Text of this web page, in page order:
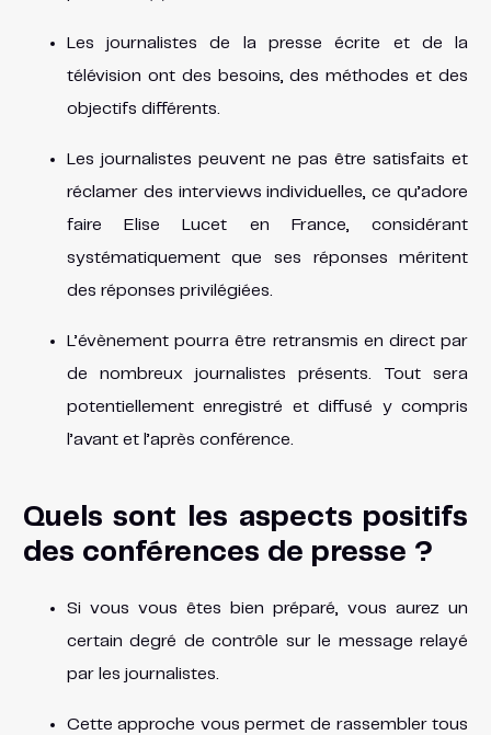
Les journalistes de la presse écrite et de la
télévision ont des besoins, des méthodes et des
objectifs différents.
Les journalistes peuvent ne pas être satisfaits et
réclamer des interviews individuelles, ce qu’adore
faire Elise Lucet en France, considérant
systématiquement que ses réponses méritent
des réponses privilégiées.
L’évènement pourra être retransmis en direct par
de nombreux journalistes présents. Tout sera
potentiellement enregistré et diffusé y compris
l’avant et l’après conférence.
Quels sont les aspects positifs
des conférences de presse ?
Si vous vous êtes bien préparé, vous aurez un
certain degré de contrôle sur le message relayé
par les journalistes.
Cette approche vous permet de rassembler tous